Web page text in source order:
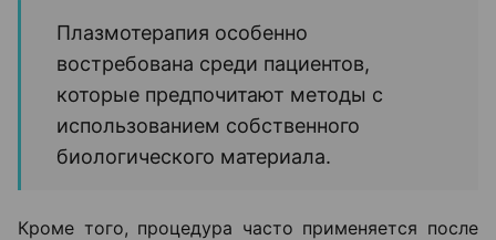
Плазмотерапия особенно
востребована среди пациентов,
которые предпочитают методы с
использованием собственного
биологического материала.
Кроме того, процедура часто применяется после